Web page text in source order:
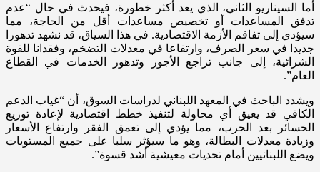
أما السيناريو الثاني، الذي يعد أكثر خطورة، فيحدث في حال “عدم
تدفق المساعدات أو تخصيص مساعدات أقل من الحاجة، مما
سيؤدي إلى تفاقم الأزمة الاقتصادية. في هذا السياق، قد نشهد تدهورا
جديدا في سعر الصرف، وارتفاعا في معدلات التضخم، وفقدانا للقوة
الشرائية، إلى جانب تراجع الأجور وتدهور الخدمات في القطاع
العام”.
ويشدد الباحث في المعهد اللبناني لدراسات السوق، أن “غياب الدعم
الكافي قد يعيق أي محاولة لتنفيذ خطط اقتصادية لإعادة توزيع
الخسائر بعد الحرب، مما يؤدي إلى تعمق الفقر وارتفاع الأسعار
وزيادة معدلات البطالة، وهو ما سيؤثر سلبا على جميع المستويات
ويضع اللبنانيين أمام تحديات معيشية أشد قسوة”.